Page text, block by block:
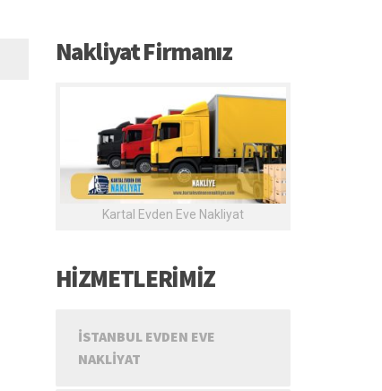
Nakliyat Firmanız
Kartal Evden Eve Nakliyat
HİZMETLERİMİZ
İSTANBUL EVDEN EVE
NAKLIYAT